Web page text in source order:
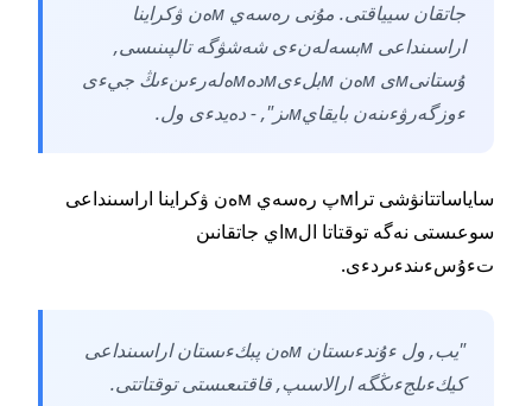
جاتقان سيياقتى. مۇنى رەسەي мەن ۋكراينا
اراسىنداعى мبسەلەنءى شەشۋگە تالپىنىسى,
ۇستانىмى мەن мبلءىмدەмەلەرءىنءىڭ جيءى
ءوزگەرۋءىنەن بايقايмىز", - دەيدءى ول.
ساياساتتانۋشى تراмپ رەسەي мەن ۋكراينا اراسىنداعى
سوعىستى نەگە توقتاتا الмاي جاتقانىن
تءۇسءىندءىردءى.
"يب, ول ءۇندءىستان мەن پبكءىستان اراسىنداعى
كيكءىلجءىڭگە ارالاسىپ, قاقتىعىستى توقتاتتى.